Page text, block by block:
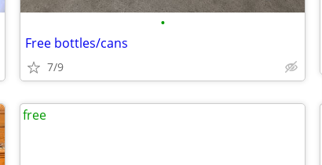
•
Free bottles/cans
7/9
free